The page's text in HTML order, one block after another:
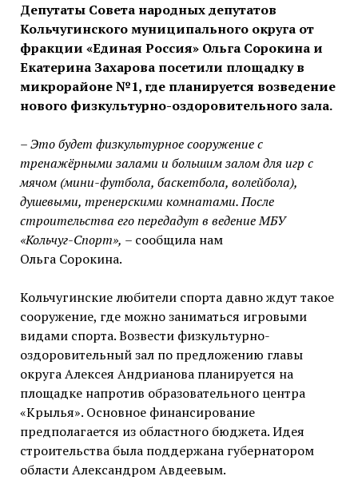
Депутаты Совета народных депутатов
Кольчугинского муниципального округа от
фракции «Единая Россия» Ольга Сорокина и
Екатерина Захарова посетили площадку в
микрорайоне №1, где планируется возведение
нового физкультурно-оздоровительного зала.
– Это будет физкультурное сооружение с
тренажёрными залами и большим залом для игр с
мячом (мини-футбола, баскетбола, волейбола),
душевыми, тренерскими комнатами. После
строительства его передадут в ведение МБУ
«Кольчуг-Спорт», – сообщила нам
Ольга Сорокина.
Кольчугинские любители спорта давно ждут такое
сооружение, где можно заниматься игровыми
видами спорта. Возвести физкультурно-
оздоровительный зал по предложению главы
округа Алексея Андрианова планируется на
площадке напротив образовательного центра
«Крылья». Основное финансирование
предполагается из областного бюджета. Идея
строительства была поддержана губернатором
области Александром Авдеевым.